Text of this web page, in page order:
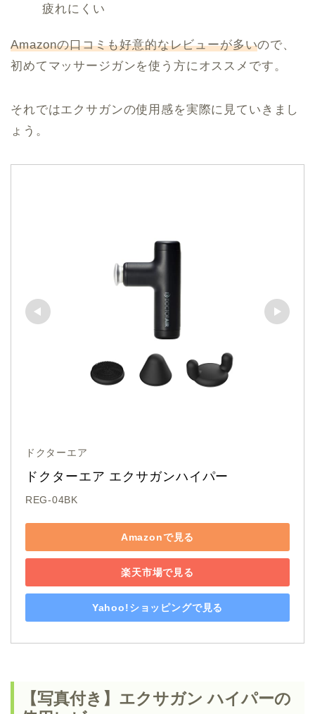
疲れにくい
Amazonの口コミも好意的なレビューが多いので、
初めてマッサージガンを使う方にオススメです。
それではエクサガンの使用感を実際に見ていきまし
ょう。
ドクターエア
ドクターエア エクサガンハイパー
REG-04BK
Amazonで見る
楽天市場で見る
Yahoo!ショッピングで見る
【写真付き】エクサガン ハイパーの